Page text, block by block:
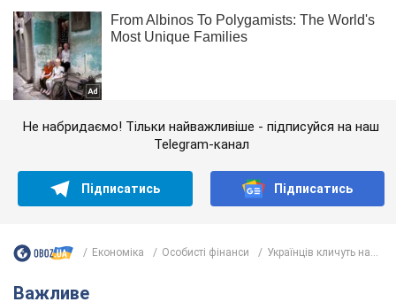
Не набридаємо! Тільки найважливіше - підписуйся на наш
Telegram-канал
Підписатись Підписатись
Економіка Особисті фінанси Українців кличуть на...
Важливе